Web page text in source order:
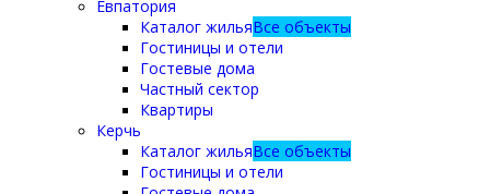
Евпатория
Каталог жильяВсе объекты
Гостиницы и отели
Гостевые дома
Частный сектор
Квартиры
Керчь
Каталог жильяВсе объекты
Гостиницы и отели